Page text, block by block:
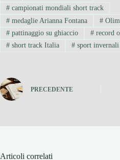
#campionati mondiali short track
#medaglie Arianna Fontana #
#pattinaggio su ghiaccio #record
#short track Italia #sport
PRECEDENTE
Articoli correlati